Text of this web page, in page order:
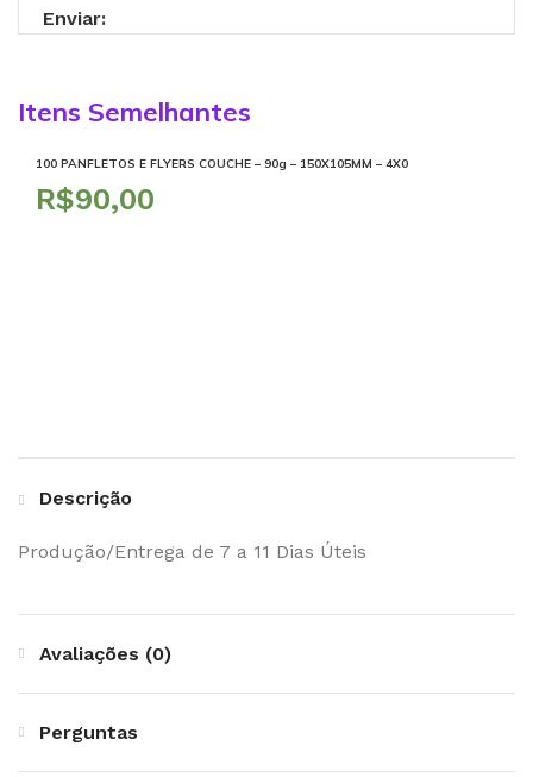
Enviar:
Itens Semelhantes
100 PANFLETOS E FLYERS COUCHE – 90g – 150X105MM – 4X0
R$
Descrição
Produção/Entrega de 7 a 11 Dias Úteis
Avaliações (0)
Perguntas